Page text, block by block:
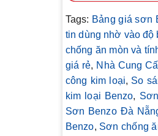
Tags: Bảng giá sơn
tin dùng nhờ vào độ
chống ăn mòn và
giá rẻ, Nhà Cung
công kim loại, So
kim loại Benzo,
Sơn Benzo Đà
Benzo, Sơn chống